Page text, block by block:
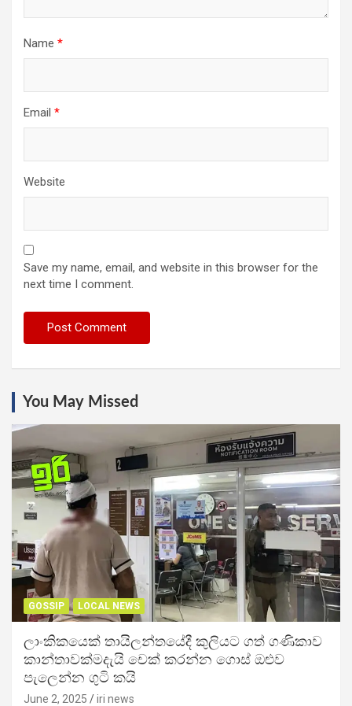
Name *
Email *
Website
Save my name, email, and website in this browser for the
next time I comment.
You May Missed
GOSSIP LOCAL NEWS
ලාංකිකයෙක් තායිලන්තයේදී කුලියට ගත් ගණිකාව
කාන්තාවක්මදැයි චෙක් කරන්න ගොස් ඔළුව
පැලෙන්න ගුටි කයි
June 2, 2025 iri news